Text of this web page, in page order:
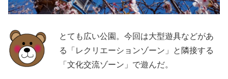
とても広い公園。今回は大型遊具などがあ
る「レクリエーションゾーン」と隣接する
「文化交流ゾーン」で遊んだ。